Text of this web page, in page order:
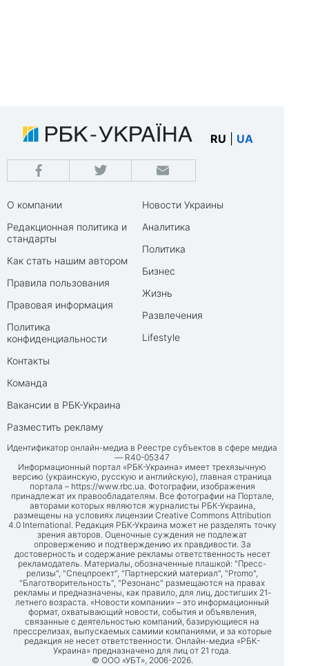
RU UA
О компании
Редакционная политика и
стандарты
Как стать нашим автором
Правила пользования
Правовая информация
Политика
конфиденциальности
Контакты
Команда
Вакансии в РБК-Украина
Разместить рекламу
Новости Украины
Аналитика
Политика
Бизнес
Жизнь
Развлечения
Lifestyle
Идентификатор онлайн-медиа в Реестре субъектов в сфере медиа
— R40-05347
Информационный портал «РБК-Украина» имеет трехязычную
версию (украинскую, русскую и английскую), главная страница
портала – https://www.rbc.ua. Фотографии, изображения
принадлежат их правообладателям. Все фотографии на Портале,
авторами которых являются журналисты РБК-Украина,
размещены на условиях лицензии Creative Commons Attribution
4.0 International. Редакция РБК-Украина может не разделять точку
зрения авторов. Оценочные суждения не подлежат
опровержению и подтверждению их правдивости. За
достоверность и содержание рекламы ответственность несет
рекламодатель. Материалы, обозначенные плашкой: "Пресс-
релизы", "Спецпроект", "Партнерский материал", "Promo",
"Благотворительность", "Резонанс" размещаются на правах
рекламы и предназначены, как правило, для лиц, достигших 21-
летнего возраста. «Новости компании» – это информационный
формат, охватывающий новости, события и объявления,
связанные с деятельностью компаний, базирующиеся на
прессрелизах, выпускаемых самими компаниями, и за которые
редакция не несет ответственности. Онлайн-медиа «РБК-
Украина» предназначено для лиц от 21 года.
© ООО «УБТ», 2006-2026.